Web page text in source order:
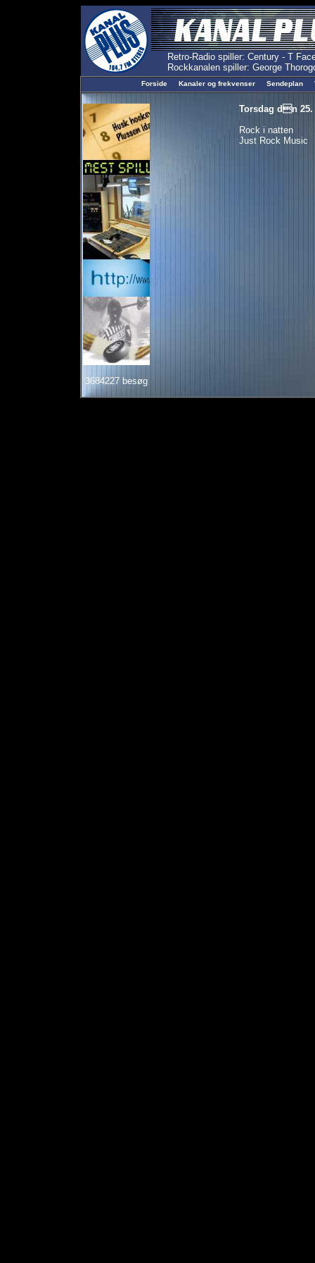
Forside Kanaler og frekvenser Sendeplan
3684227 besøg
Torsdag dn 25.
Rock i natten
Just Rock Music